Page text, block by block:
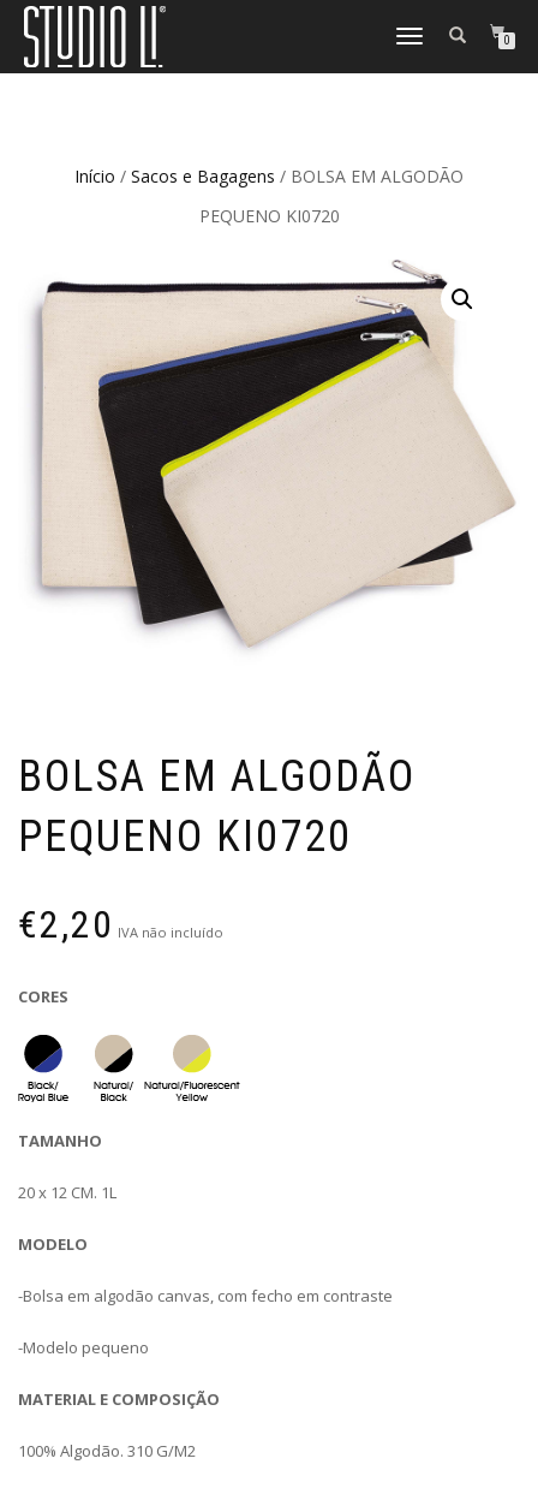
TOGGLE
0
Início / Sacos e Bagagens / BOLSA EM ALGODÃO
PEQUENO KI0720
BOLSA EM ALGODÃO
PEQUENO KI0720
€2,20 IVA não incluído
CORES
TAMANHO
20 x 12 CM. 1L
MODELO
-Bolsa em algodão canvas, com fecho em contraste
-Modelo pequeno
MATERIAL E COMPOSIÇÃO
100% Algodão. 310 G/M2